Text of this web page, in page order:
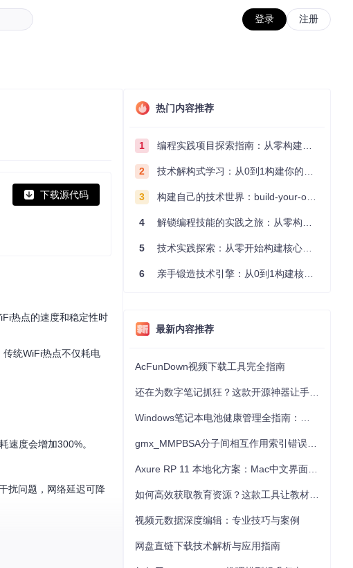
登录 注册
下载源代码
热点的速度和稳定性时
统WiFi热点不仅耗电
速度会增加300%。
扰问题，网络延迟可降
热门内容推荐
1 编程实践项目探索指南：从零构建技术能力体系
2 技术解构式学习：从0到1构建你的编程知识体系
3 构建自己的技术世界：build-your-own-x项目的实践探索指南
4 解锁编程技能的实践之旅：从零构建你的技术世界
5 技术实践探索：从零开始构建核心系统的实践指南
6 亲手锻造技术引擎：从0到1构建核心系统的实践指南
最新内容推荐
AcFunDown视频下载工具完全指南
视频元数据深度编辑：专业技巧与案例
网盘直链下载技术解析与应用指南